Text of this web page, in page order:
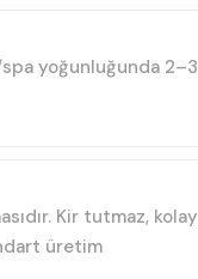
yoğunluğunda 2–3
Kir tutmaz, kolay
üretim